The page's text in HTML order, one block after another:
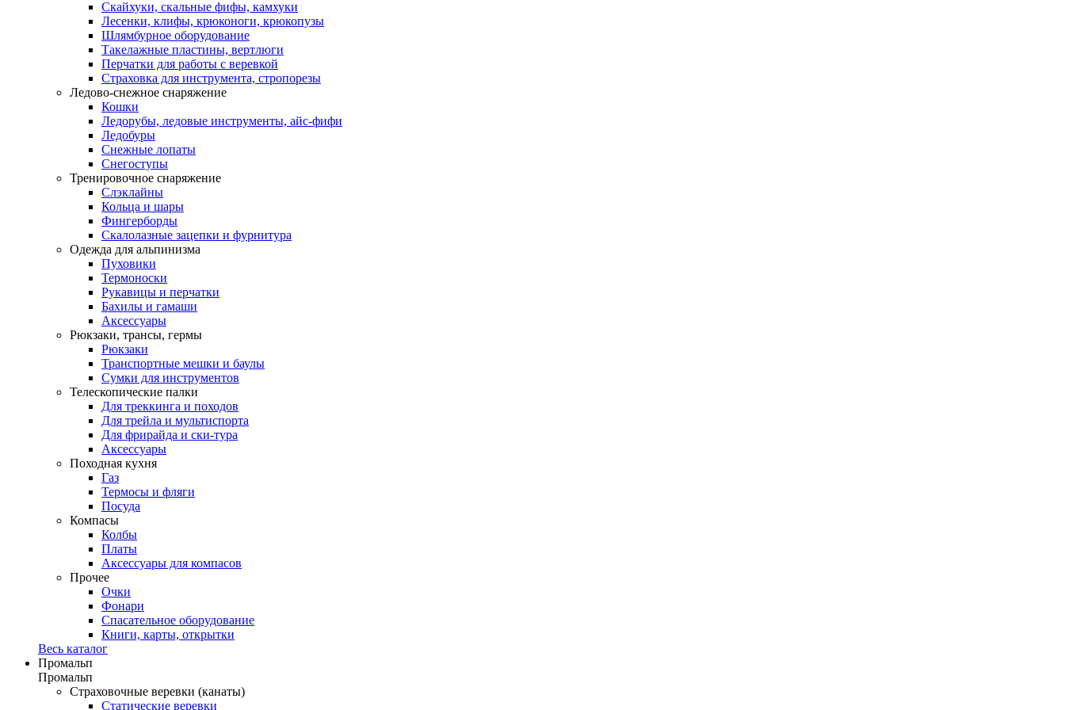
Скайхуки, скальные фифы, камхуки
Лесенки, клифы, крюконоги, крюкопузы
Шлямбурное оборудование
Такелажные пластины, вертлюги
Перчатки для работы с веревкой
Страховка для инструмента, стропорезы
Ледово-снежное снаряжение
Кошки
Ледорубы, ледовые инструменты, айс-фифи
Ледобуры
Снежные лопаты
Снегоступы
Тренировочное снаряжение
Слэклайны
Кольца и шары
Фингерборды
Скалолазные зацепки и фурнитура
Одежда для альпинизма
Пуховики
Термоноски
Рукавицы и перчатки
Бахилы и гамаши
Аксессуары
Рюкзаки, трансы, гермы
Рюкзаки
Транспортные мешки и баулы
Сумки для инструментов
Телескопические палки
Для треккинга и походов
Для трейла и мультиспорта
Для фрирайда и ски-тура
Аксессуары
Походная кухня
Газ
Термосы и фляги
Посуда
Компасы
Колбы
Платы
Аксессуары для компасов
Прочее
Очки
Фонари
Спасательное оборудование
Книги, карты, открытки
Весь каталог
Промальп
Промальп
Страховочные веревки (канаты)
Статические веревки